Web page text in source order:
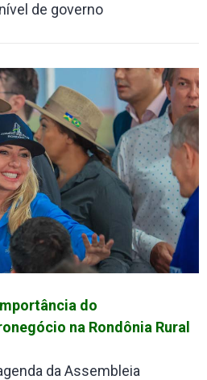
de governo
do
na Rondônia Rural
da Assembleia